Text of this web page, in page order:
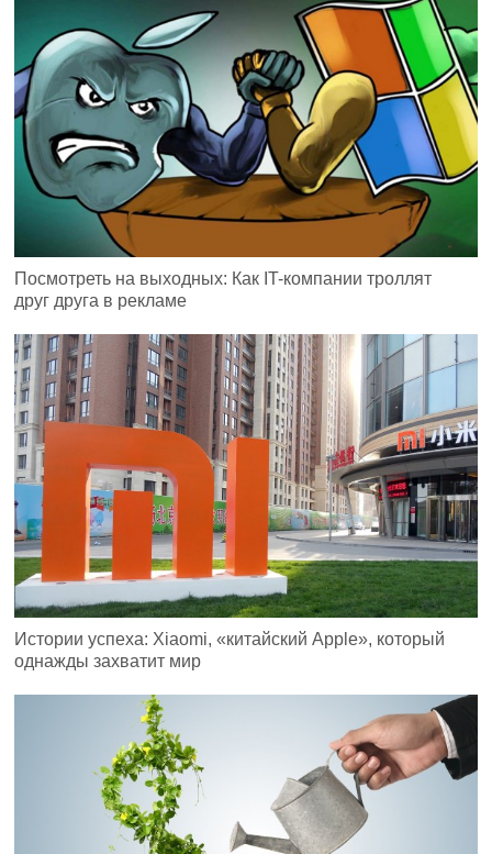
Посмотреть на выходных: Как IT-компании троллят
друг друга в рекламе
Истории успеха: Xiaomi, «китайский Apple», который
однажды захватит мир